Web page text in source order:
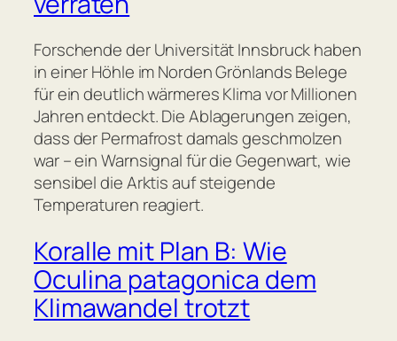
Forschende der Universität Innsbruck haben
in einer Höhle im Norden Grönlands Belege
für ein deutlich wärmeres Klima vor Millionen
Jahren entdeckt. Die Ablagerungen zeigen,
dass der Permafrost damals geschmolzen
war – ein Warnsignal für die Gegenwart, wie
sensibel die Arktis auf steigende
Temperaturen reagiert.
Koralle mit Plan B: Wie
Oculina patagonica dem
Klimawandel trotzt